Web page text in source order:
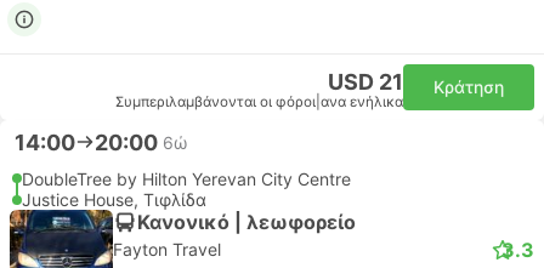
USD 21
Συμπεριλαμβάνονται οι φόροι ανα ενήλικα
Κράτηση
14:00 20:00 6ώ
DoubleTree by Hilton Yerevan City Centre
Justice House, Τιφλίδα
Κανονικό | λεωφορείο
Fayton Travel 3.3